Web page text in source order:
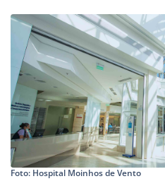
Foto: Hospital Moinhos de Vento